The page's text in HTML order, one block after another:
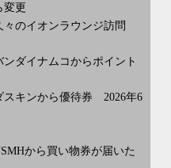
変更
々のイオンラウンジ訪問
ンダイナムコからポイント
スキンから優待券 2026年6
から買い物券が届いた